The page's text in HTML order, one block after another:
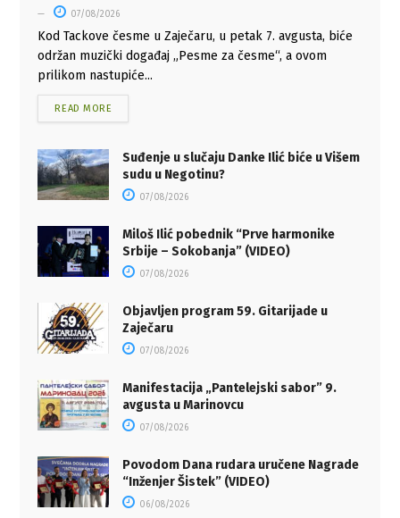
07/08/2026
Kod Tackove česme u Zaječaru, u petak 7. avgusta, biće
održan muzički događaj „Pesme za česme“, a ovom
prilikom nastupiće...
READ MORE
Suđenje u slučaju Danke Ilić biće u Višem
sudu u Negotinu?
07/08/2026
Miloš Ilić pobednik “Prve harmonike
Srbije – Sokobanja” (VIDEO)
07/08/2026
Objavljen program 59. Gitarijade u
Zaječaru
07/08/2026
Manifestacija „Pantelejski sabor” 9.
avgusta u Marinovcu
07/08/2026
Povodom Dana rudara uručene Nagrade
“Inženjer Šistek” (VIDEO)
06/08/2026